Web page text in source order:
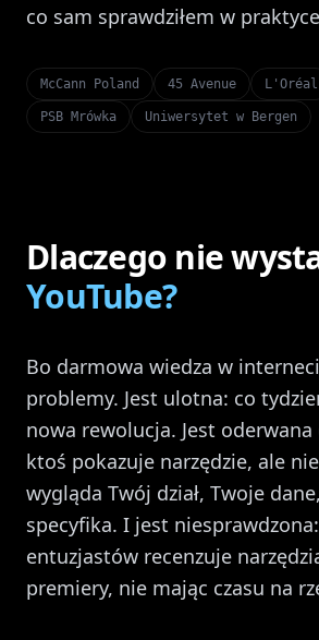
co sam sprawdziłem w
McCann Poland 45 Avenue L'Oréal
PSB Mrówka Uniwersytet w Bergen
Dlaczego nie
YouTube?
Bo darmowa wiedza w
problemy. Jest ulotna: co
nowa rewolucja. Jest
ktoś pokazuje narzędzie, ale
wygląda Twój dział, Twoje
specyfika. I jest
entuzjastów recenzuje
premiery, nie mając czasu na